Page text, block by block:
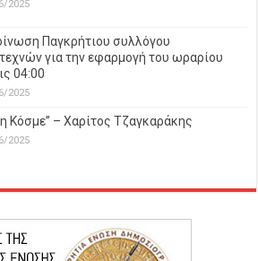
2025
Παγκρήτιου συλλόγου
για την εφαρμογή του ωραρίου
04:00
2025
Κόσμε’’ – Χαρίτος Τζαγκαράκης
2025